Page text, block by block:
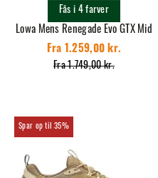
Lowa Mens Renegade Evo GTX Mid
Fra 1.749,00 kr.
Fra 1.259,00 kr.
Fås i 4 farver
35%